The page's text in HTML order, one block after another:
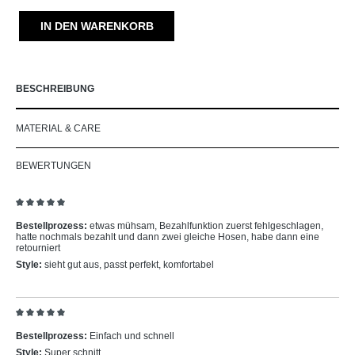
IN DEN WARENKORB
BESCHREIBUNG
MATERIAL & CARE
BEWERTUNGEN
Bestellprozess: etwas mühsam, Bezahlfunktion zuerst fehlgeschlagen,
hatte nochmals bezahlt und dann zwei gleiche Hosen, habe dann eine
retourniert
Style: sieht gut aus, passt perfekt, komfortabel
Bestellprozess: Einfach und schnell